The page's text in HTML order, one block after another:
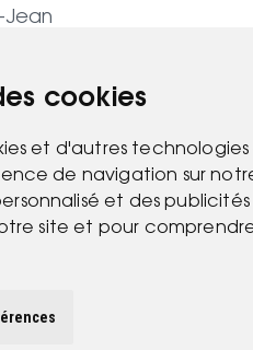
cookies
et d'autres technologies
de navigation sur
et des
site et pour
Jean